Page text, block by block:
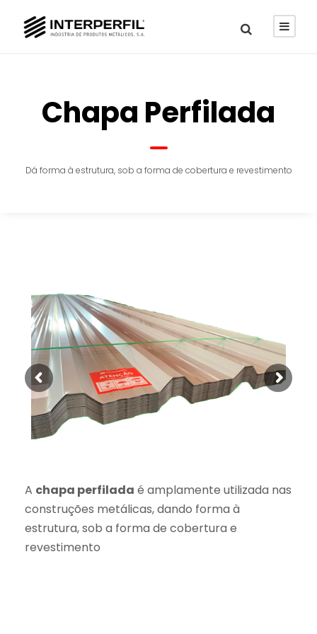
Chapa Perfilada
Dá forma à estrutura, sob a forma de cobertura e revestimento
A chapa perfilada é amplamente utilizada nas
construções metálicas, dando forma à
estrutura, sob a forma de cobertura e
revestimento